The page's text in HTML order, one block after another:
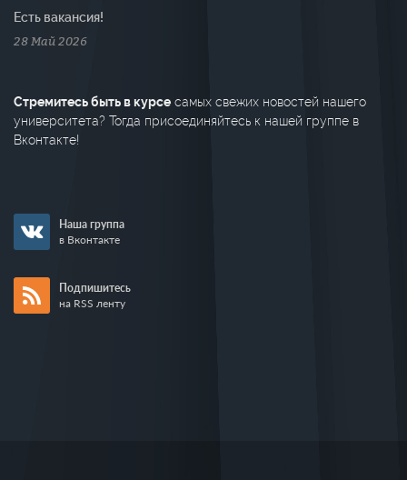
Есть вакансия!
28 Май 2026
Стремитесь быть в курсе самых свежих новостей нашего
университета? Тогда присоединяйтесь к нашей группе в
Вконтакте!
Наша группа
в Вконтакте
Подпишитесь
на RSS ленту